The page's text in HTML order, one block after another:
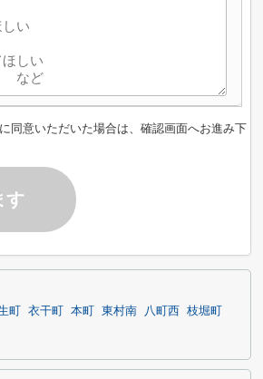
同意いただいた場合は、確認画面へお進み下
す
町 衣干町 本町 東村南 八町西
枝堀町